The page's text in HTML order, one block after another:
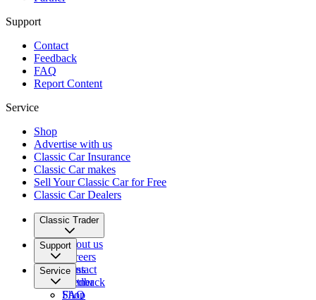
Support
Contact
Feedback
FAQ
Report Content
Service
Shop
Advertise with us
Classic Car Insurance
Classic Car makes
Sell Your Classic Car for Free
Classic Car Dealers
Classic Trader
About us
Careers
Press
Partner
Support
Contact
Feedback
FAQ
Service
Shop